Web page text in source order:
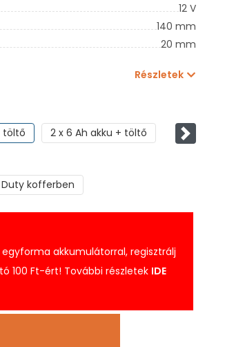
12 V
140 mm
20 mm
Részletek
töltő 2 x 6 Ah akku + töltő
kofferben
akkumulátorral, regisztrálj
100 Ft-ért! További részletek IDE